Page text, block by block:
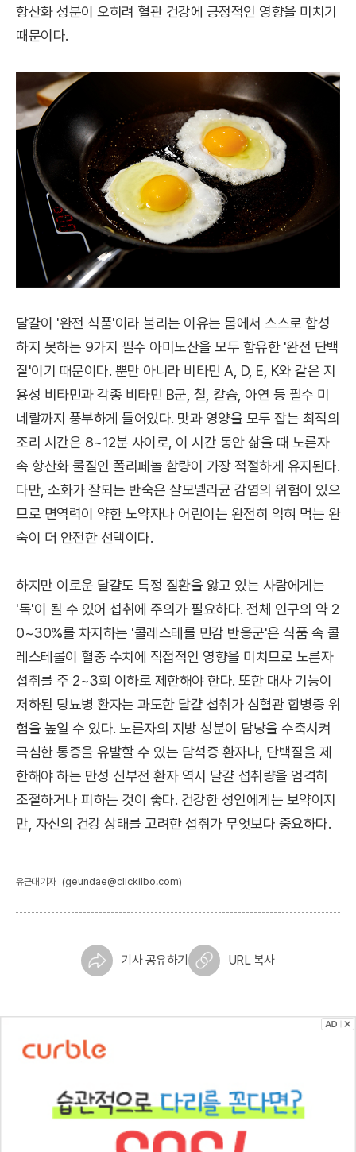
항산화 성분이 오히려 혈관 건강에 긍정적인 영향을 미치기
때문이다.
달걀이 '완전 식품'이라 불리는 이유는 몸에서 스스로 합성
하지 못하는 9가지 필수 아미노산을 모두 함유한 '완전 단백
질'이기 때문이다. 뿐만 아니라 비타민 A, D, E, K와 같은 지
용성 비타민과 각종 비타민 B군, 철, 칼슘, 아연 등 필수 미
네랄까지 풍부하게 들어있다. 맛과 영양을 모두 잡는 최적의
조리 시간은 8~12분 사이로, 이 시간 동안 삶을 때 노른자
속 항산화 물질인 폴리페놀 함량이 가장 적절하게 유지된다.
다만, 소화가 잘되는 반숙은 살모넬라균 감염의 위험이 있으
므로 면역력이 약한 노약자나 어린이는 완전히 익혀 먹는 완
숙이 더 안전한 선택이다.
하지만 이로운 달걀도 특정 질환을 앓고 있는 사람에게는
'독'이 될 수 있어 섭취에 주의가 필요하다. 전체 인구의 약 2
0~30%를 차지하는 '콜레스테롤 민감 반응군'은 식품 속 콜
레스테롤이 혈중 수치에 직접적인 영향을 미치므로 노른자
섭취를 주 2~3회 이하로 제한해야 한다. 또한 대사 기능이
저하된 당뇨병 환자는 과도한 달걀 섭취가 심혈관 합병증 위
험을 높일 수 있다. 노른자의 지방 성분이 담낭을 수축시켜
극심한 통증을 유발할 수 있는 담석증 환자나, 단백질을 제
한해야 하는 만성 신부전 환자 역시 달걀 섭취량을 엄격히
조절하거나 피하는 것이 좋다. 건강한 성인에게는 보약이지
만, 자신의 건강 상태를 고려한 섭취가 무엇보다 중요하다.
유근대 기자 (geundae@clickilbo.com)
기사 공유하기 URL 복사